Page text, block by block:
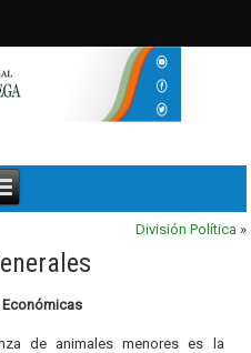
División Política »
de animales menores es la